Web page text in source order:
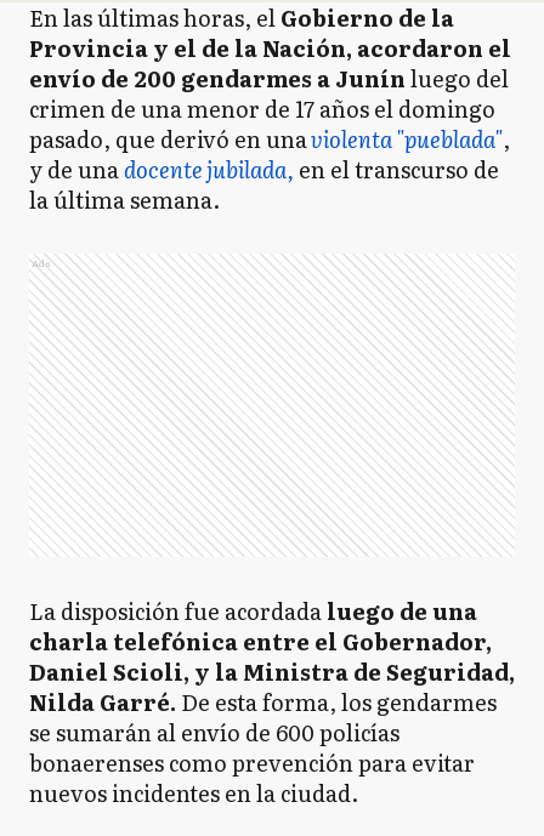
En las últimas horas, elGobierno de la
Provincia y el de la Nación, acordaron el
envío de 200 gendarmes a Junínluego del
crimen de una menor de 17 años el domingo
pasado, que derivó en unaviolenta "pueblada",
y de unadocente jubilada, en el transcurso de
la última semana.
Ads
La disposición fue acordadaluego de una
charla telefónica entre el Gobernador,
Daniel Scioli, y la Ministra de Seguridad,
Nilda Garré. De esta forma, los gendarmes
se sumarán al envío de 600 policías
bonaerenses como prevención para evitar
nuevos incidentes en la ciudad.